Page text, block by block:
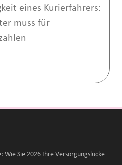
eines Kurierfahrers:
muss für
Sie 2026 Ihre Versorgungslücke